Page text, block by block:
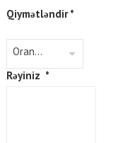
Qiymətləndir*
Rəyiniz *